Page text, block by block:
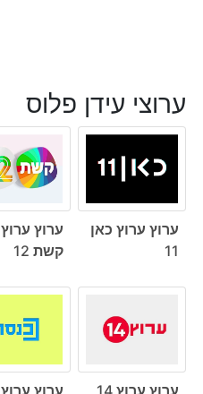
ערוצי עידן פלוס
ערוץ ערוץ כאן
11
ערוץ ערוץ
קשת 12
ערוץ ערוץ 14
ערוץ ערוץ